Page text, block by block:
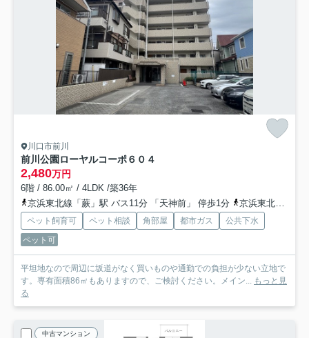
川口市前川
前川公園ローヤルコーポ６０４
2,480万円
6階 / 86.00㎡ / 4LDK /築36年
京浜東北線「蕨」駅 バス11分 「天神前」 停歩1分
京浜東北線「西川口」駅 バス11分 「前川四丁目」 停歩4分
ペット飼育可 ペット相談 角部屋 都市ガス
公共下水
ペット可
平坦地なので周辺に坂道がなく買いものや通勤での負担が少ない立地で
す。専有面積86㎡もありますので、ご検討ください。メイン... もっと見
る
中古マンション